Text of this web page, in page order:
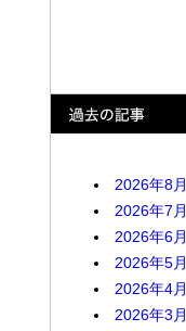
2026年8月
2026年7月
2026年6月
2026年5月
2026年4月
2026年3月